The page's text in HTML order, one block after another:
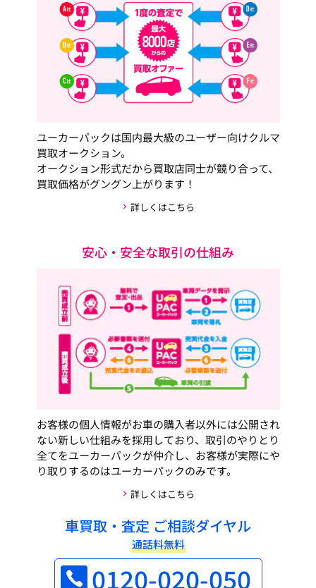
ユーカーパックは国内最大級のユーザー向けクルマ
買取オークション。
オークション形式だから買取店同士が競り合って、
買取価格がグングン上がります！
詳しくはこちら
安心・安全な取引の仕組み
お客様の個人情報がお車の購入者以外には公開され
ない新しい仕組みを採用しており、取引のやりとり
全てをユーカーパックが仲介し、お客様が実際にや
り取りするのはユーカーパックのみです。
詳しくはこちら
車買取・査定 ご相談ダイヤル
通話料無料
0120-020-050